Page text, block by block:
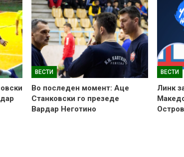
ВЕСТИ
Во последен момент: Аце
Станковски го презеде
Вардар Неготино
ВЕСТИ
Линк